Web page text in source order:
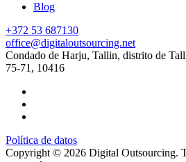
Blog
+372 53 687130
office@digitaloutsourcing.net
Condado de Harju, Tallin, distrito de
75-71, 10416
Política de datos
Copyright © 2026 Digital Outsourcing.